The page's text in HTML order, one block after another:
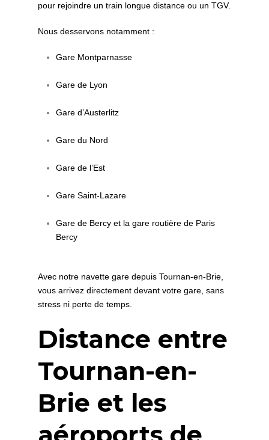
pour rejoindre un train longue distance ou un TGV.
Nous desservons notamment :
Gare Montparnasse
Gare de Lyon
Gare d’Austerlitz
Gare du Nord
Gare de l’Est
Gare Saint‑Lazare
Gare de Bercy et la gare routière de Paris
Bercy
Avec notre navette gare depuis Tournan-en-Brie,
vous arrivez directement devant votre gare, sans
stress ni perte de temps.
Distance entre
Tournan-en-
Brie et les